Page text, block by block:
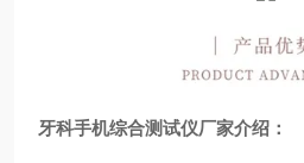
牙科手机综合测试仪厂家介绍：